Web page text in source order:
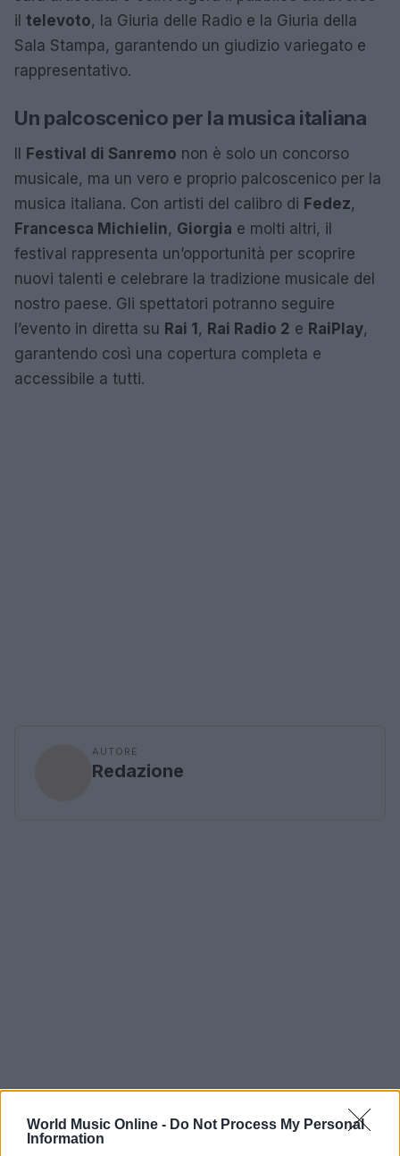
World Music Online - Do Not Process My Personal
Information
il televoto, la Giuria delle Radio e la Giuria della
Sala Stampa, garantendo un giudizio variegato e
rappresentativo.
Un palcoscenico per la musica italiana
Festival di Sanremo non è solo un concorso
musicale, ma un vero e proprio palcoscenico per la
musica italiana. Con artisti del calibro di Fedez,
Francesca Michielin, Giorgia e molti altri, il
festival rappresenta un’opportunità per scoprire
nuovi talenti e celebrare la tradizione musicale del
nostro paese. Gli spettatori potranno seguire
l’evento in diretta su Rai 1 , Rai Radio 2 e RaiPlay,
garantendo così una copertura completa e
accessibile a tutti.
AUTORE
Redazione